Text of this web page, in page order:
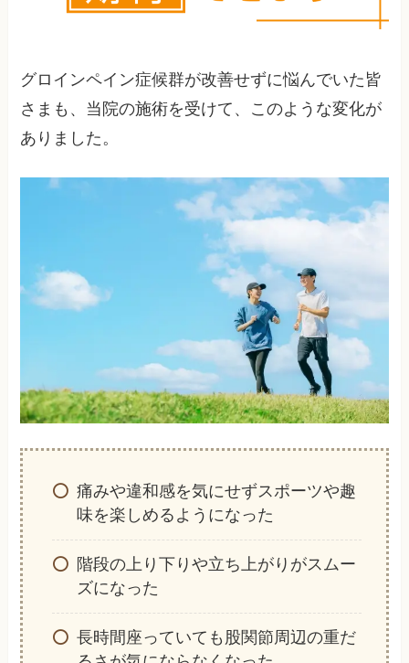
グロインペイン症候群が改善せずに悩んでいた皆
さまも、当院の施術を受けて、このような変化が
ありました。
痛みや違和感を気にせずスポーツや趣
味を楽しめるようになった
階段の上り下りや立ち上がりがスムー
ズになった
長時間座っていても股関節周辺の重だ